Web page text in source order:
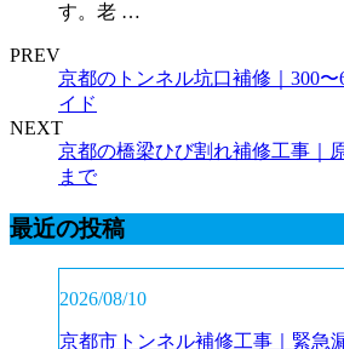
す。老 …
PREV
京都のトンネル坑口補修｜300
イド
NEXT
京都の橋梁ひび割れ補修工事｜
まで
最近の投稿
2026/08/10
京都市トンネル補修工事｜緊急